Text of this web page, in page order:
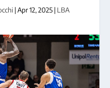
|Apr 12, 2025| LBA